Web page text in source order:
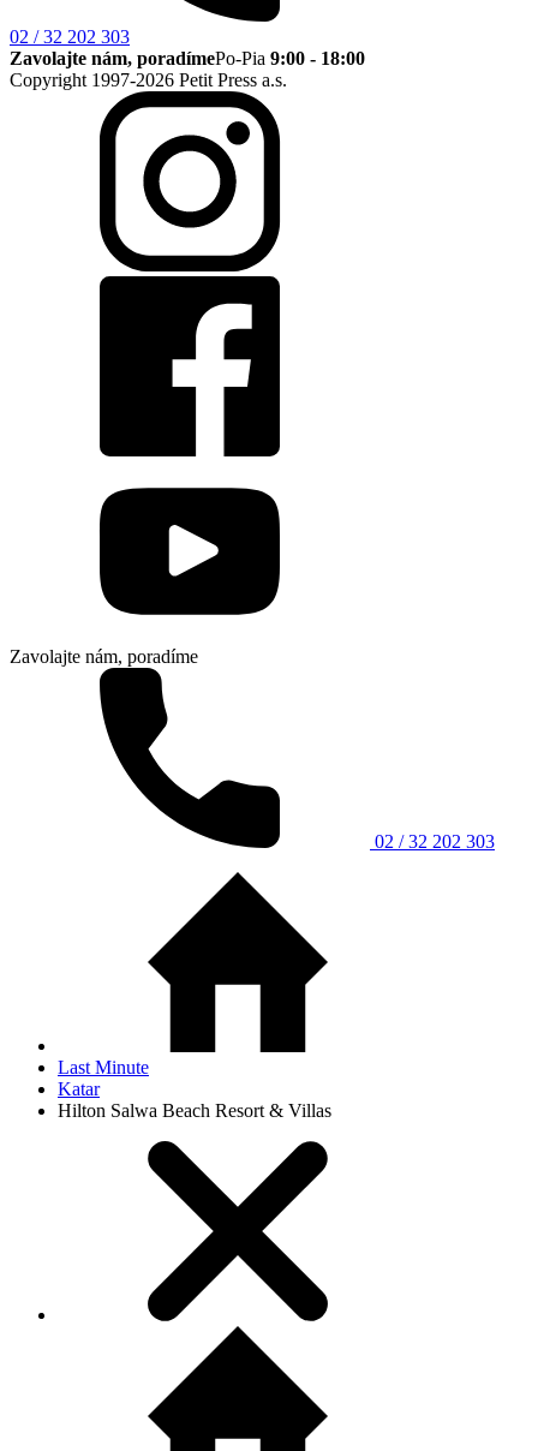
02 / 32 202 303
Zavolajte nám, poradímePo-Pia 9:00 - 18:00
Copyright 1997-2026 Petit Press a.s.
Zavolajte nám, poradíme
02 / 32 202 303
Last Minute
Katar
Hilton Salwa Beach Resort & Villas